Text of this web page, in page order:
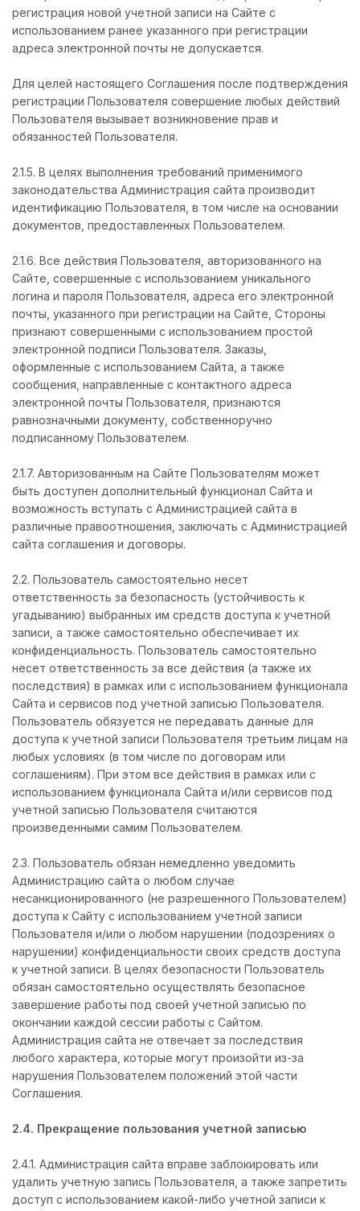
регистрация новой учетной записи на Сайте с
использованием ранее указанного при регистрации
адреса электронной почты не допускается.
Для целей настоящего Соглашения после подтверждения
регистрации Пользователя совершение любых действий
Пользователя вызывает возникновение прав и
обязанностей Пользователя.
2.1.5. В целях выполнения требований применимого
законодательства Администрация сайта производит
идентификацию Пользователя, в том числе на основании
документов, предоставленных Пользователем.
2.1.6. Все действия Пользователя, авторизованного на
Сайте, совершенные с использованием уникального
логина и пароля Пользователя, адреса его электронной
почты, указанного при регистрации на Сайте, Стороны
признают совершенными с использованием простой
электронной подписи Пользователя. Заказы,
оформленные с использованием Сайта, а также
сообщения, направленные с контактного адреса
электронной почты Пользователя, признаются
равнозначными документу, собственноручно
подписанному Пользователем.
2.1.7. Авторизованным на Сайте Пользователям может
быть доступен дополнительный функционал Сайта и
возможность вступать с Администрацией сайта в
различные правоотношения, заключать с Администрацией
сайта соглашения и договоры.
2.2. Пользователь самостоятельно несет
ответственность за безопасность (устойчивость к
угадыванию) выбранных им средств доступа к учетной
записи, а также самостоятельно обеспечивает их
конфиденциальность. Пользователь самостоятельно
несет ответственность за все действия (а также их
последствия) в рамках или с использованием функционала
Сайта и сервисов под учетной записью Пользователя.
Пользователь обязуется не передавать данные для
доступа к учетной записи Пользователя третьим лицам на
любых условиях (в том числе по договорам или
соглашениям). При этом все действия в рамках или с
использованием функционала Сайта и/или сервисов под
учетной записью Пользователя считаются
произведенными самим Пользователем.
2.3. Пользователь обязан немедленно уведомить
Администрацию сайта о любом случае
несанкционированного (не разрешенного Пользователем)
доступа к Сайту с использованием учетной записи
Пользователя и/или о любом нарушении (подозрениях о
нарушении) конфиденциальности своих средств доступа
к учетной записи. В целях безопасности Пользователь
обязан самостоятельно осуществлять безопасное
завершение работы под своей учетной записью по
окончании каждой сессии работы с Сайтом.
Администрация сайта не отвечает за последствия
любого характера, которые могут произойти из-за
нарушения Пользователем положений этой части
Соглашения.
2.4. Прекращение пользования учетной записью
2.4.1. Администрация сайта вправе заблокировать или
удалить учетную запись Пользователя, а также запретить
доступ с использованием какой-либо учетной записи к